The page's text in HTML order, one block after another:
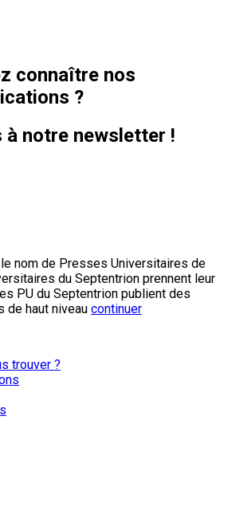
connaître nos
?
à notre newsletter !
nom de Presses Universitaires de
du Septentrion prennent leur
PU du Septentrion publient des
de haut niveau continuer
trouver ?